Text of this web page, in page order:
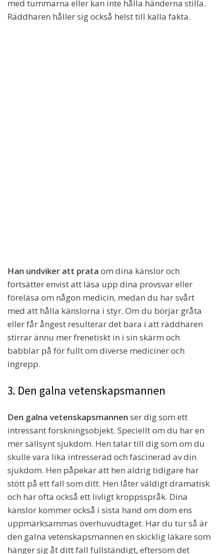
med tummarna eller kan inte hålla händerna stilla.
Räddharen håller sig också helst till kalla fakta.
Han undviker att prata om dina känslor och
fortsätter envist att läsa upp dina provsvar eller
föreläsa om någon medicin, medan du har svårt
med att hålla känslorna i styr. Om du börjar gråta
eller får ångest resulterar det bara i att räddharen
stirrar ännu mer frenetiskt in i sin skärm och
babblar på för fullt om diverse mediciner och
ingrepp.
3. Den galna vetenskapsmannen
Den galna vetenskapsmannen ser dig som ett
intressant forskningsobjekt. Speciellt om du har en
mer sällsynt sjukdom. Hen talar till dig som om du
skulle vara lika intresserad och fascinerad av din
sjukdom. Hen påpekar att hen aldrig tidigare har
stött på ett fall som ditt. Hen låter väldigt dramatisk
och har ofta också ett livligt kroppsspråk. Dina
känslor kommer också i sista hand om dom ens
uppmärksammas överhuvudtaget. Har du tur så är
den galna vetenskapsmannen en skicklig läkare som
hänger sig åt ditt fall fullständigt, eftersom det